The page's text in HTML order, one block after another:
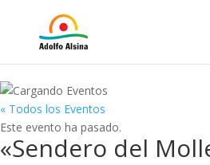
« Todos los Eventos
Este evento ha pasado.
«Sendero del